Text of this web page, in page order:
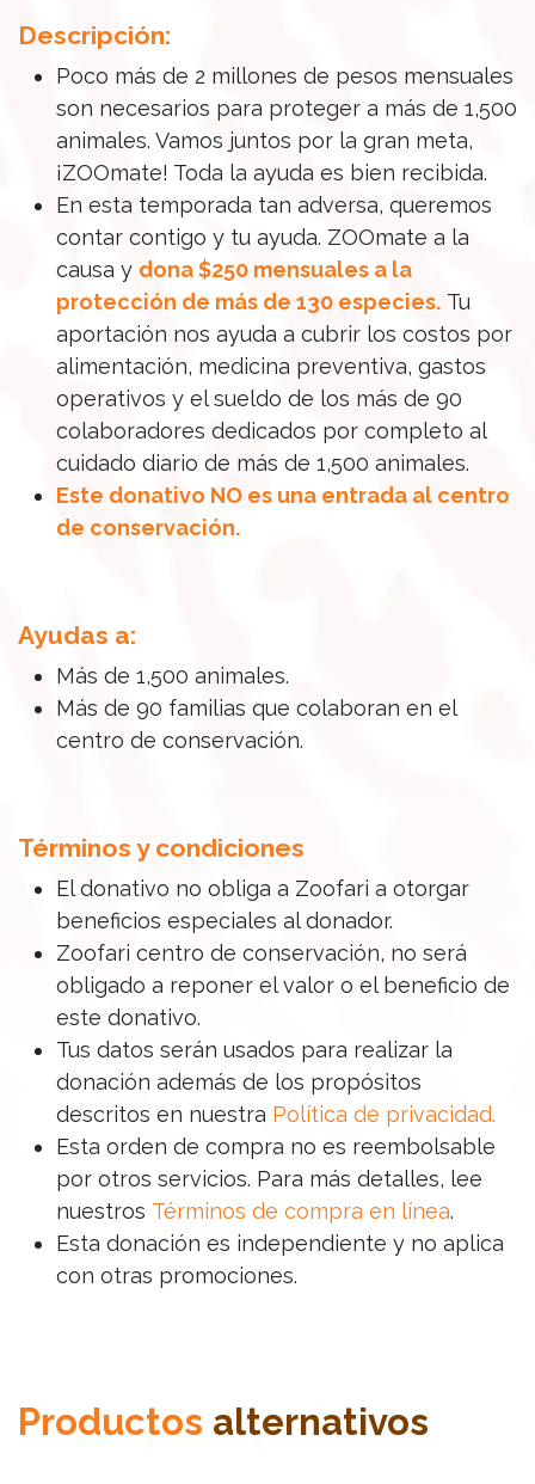
Descripción:
Poco más de 2 millones de pesos mensuales
son necesarios para proteger a más de 1,500
animales. Vamos juntos por la gran meta,
¡ZOOmate! Toda la ayuda es bien recibida.
En esta temporada tan adversa, queremos
contar contigo y tu ayuda. ZOOmate a la
causa y dona $250 mensuales a la
protección de más de 130 especies. Tu
aportación nos ayuda a cubrir los costos por
alimentación, medicina preventiva, gastos
operativos y el sueldo de los más de 90
colaboradores dedicados por completo al
cuidado diario de más de 1,500 animales.
Este donativo NO es una entrada al centro
de conservación.
Ayudas a:
Más de 1,500 animales.
Más de 90 familias que colaboran en el
centro de conservación.
Términos y condiciones
El donativo no obliga a Zoofari a otorgar
beneficios especiales al donador.
Zoofari centro de conservación, no será
obligado a reponer el valor o el beneficio de
este donativo.
Tus datos serán usados para realizar la
donación además de los propósitos
descritos en nuestra Política de privacidad.
Esta orden de compra no es reembolsable
por otros servicios. Para más detalles, lee
nuestros Términos de compra en línea.
Esta donación es independiente y no aplica
con otras promociones.
Productos alternativos